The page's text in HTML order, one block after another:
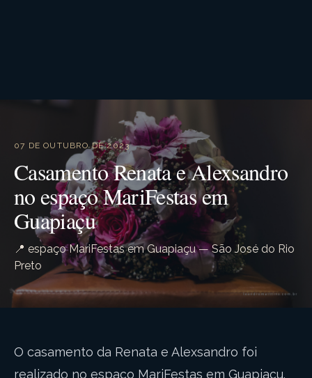
07 DE OUTUBRO DE 2023
Casamento Renata e Alexsandro
no espaço MariFestas em
Guapiaçu
📍 espaço MariFestas em Guapiaçu — São José do Rio
Preto
O casamento da Renata e Alexsandro foi
realizado no espaço MariFestas em Guapiaçu.